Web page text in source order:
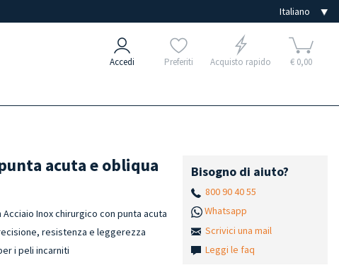
Accedi Preferiti Acquisto rapido € 0,00
acuta e obliqua
Inox chirurgico con punta acuta
resistenza e leggerezza
i peli incarniti
Bisogno di aiuto?
800 90 40 55
Whatsapp
Scrivici una mail
Leggi le faq